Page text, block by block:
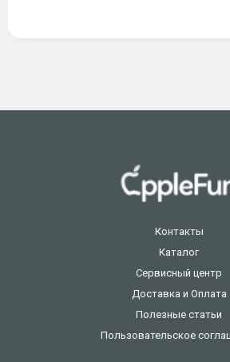
Контакты
Каталог
Сервисный центр
Доставка и Оплата
Полезные статьи
Пользовательское